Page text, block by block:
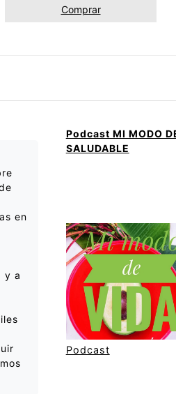
Comprar
en
y a
Podcast MI MODO
SALUDABLE
Podcast